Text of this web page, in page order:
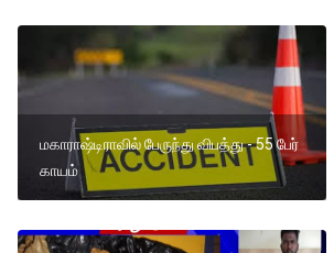
மகாராஷ்டிராவில் பேருந்து விபத்து - 55 பேர்
காயம்